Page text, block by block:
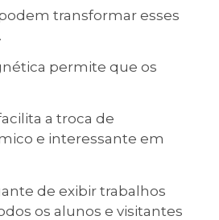
transformar esses
permite que os
a troca de
e interessante em
de exibir trabalhos
os alunos e visitantes